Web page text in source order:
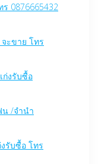
0876665432
ะขาย โทร
ก่งรับซื้อ
น /จำนำ
รับซื้อ โทร